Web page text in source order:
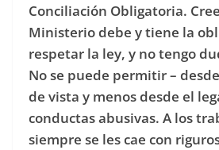
Conciliación Obligatoria.
Ministerio debe y tiene la
respetar la ley, y no tengo
No se puede permitir –
de vista y menos desde el
conductas abusivas. A los
siempre se les cae con